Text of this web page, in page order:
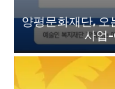
양평문화재단, 오
사업-